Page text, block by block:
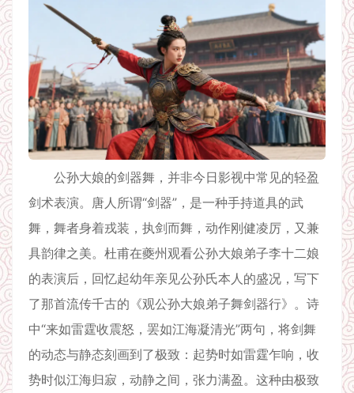
公孙大娘的剑器舞，并非今日影视中常见的轻盈
剑术表演。唐人所谓“剑器”，是一种手持道具的武
舞，舞者身着戎装，执剑而舞，动作刚健凌厉，又兼
具韵律之美。杜甫在夔州观看公孙大娘弟子李十二娘
的表演后，回忆起幼年亲见公孙氏本人的盛况，写下
了那首流传千古的《观公孙大娘弟子舞剑器行》。诗
中“来如雷霆收震怒，罢如江海凝清光”两句，将剑舞
的动态与静态刻画到了极致：起势时如雷霆乍响，收
势时似江海归寂，动静之间，张力满盈。这种由极致